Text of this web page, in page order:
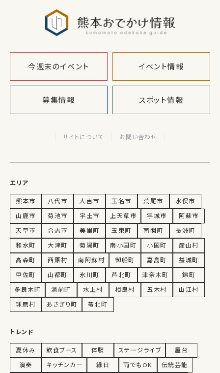
今週末のイベント イベント情報
募集情報 スポット情報
サイトについて お問い合わせ
エリア
熊本市 八代市 人吉市 玉名市 荒尾市
水俣市
山鹿市
菊池市 宇土市 上天草市 宇城市
阿蘇市
天草市
合志市 美里町 玉東町 南関町
長洲町
和水町
大津町 菊陽町 南小国町 小国町
産山村
高森町
西原村 南阿蘇村 御船町 嘉島町
益城町
甲佐町
山都町 氷川町 芦北町 津奈木町
錦町
多良木町
湯前町 水上村 相良村 五木村
山江村
球磨村
あさぎり町 苓北町
トレンド
夏休み 飲食ブース 体験 ステージライブ
屋台
演奏
キッチンカー 縁日 雨でもOK 伝統芸能